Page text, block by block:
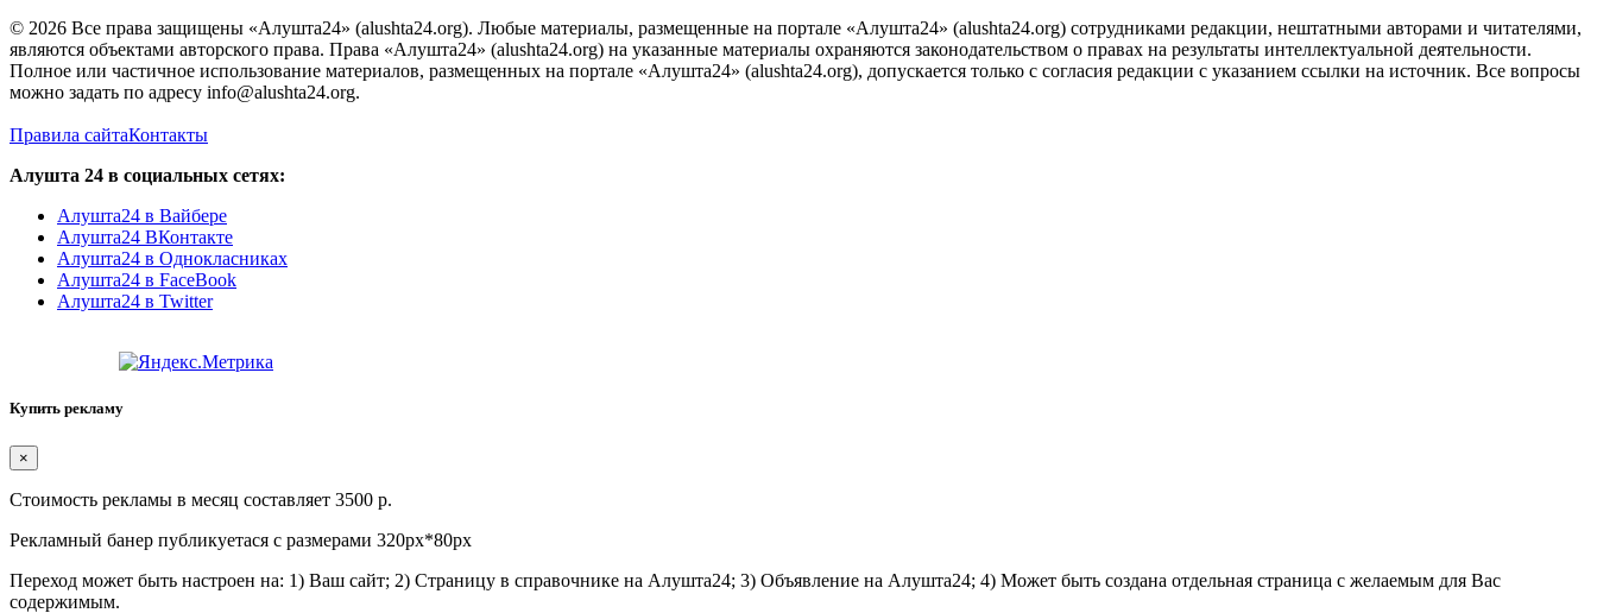
© 2026 Все права защищены «Алушта24» (alushta24.org). Любые материалы, размещенные на портале «Алушта24» (alushta24.org) сотрудниками редакции, нештатными авторами и читателями,
являются объектами авторского права. Права «Алушта24» (alushta24.org) на указанные материалы охраняются законодательством о правах на результаты интеллектуальной деятельности.
Полное или частичное использование материалов, размещенных на портале «Алушта24» (alushta24.org), допускается только с согласия редакции с указанием ссылки на источник. Все вопросы
можно задать по адресу info@alushta24.org.
Правила сайтаКонтакты
Алушта 24 в социальных сетях:
Алушта24 в Вайбере
Алушта24 ВКонтакте
Алушта24 в Однокласниках
Алушта24 в FaceBook
Алушта24 в Twitter
Купить рекламу
×
Стоимость рекламы в месяц составляет 3500 р.
Рекламный банер публикуетася с размерами 320px*80px
Переход может быть настроен на: 1) Ваш сайт; 2) Страницу в справочнике на Алушта24; 3) Объявление на Алушта24; 4) Может быть создана отдельная страница с желаемым для Вас
содержимым.